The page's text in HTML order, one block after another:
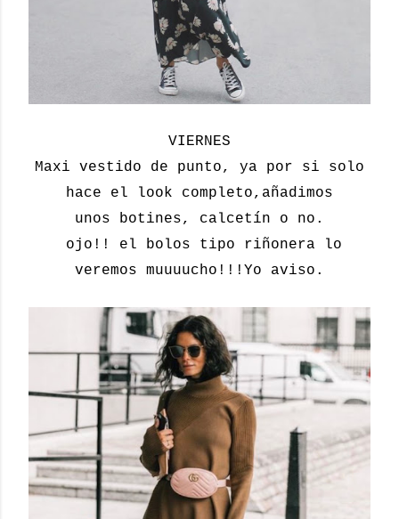
VIERNES
Maxi vestido de punto, ya por si solo
hace el look completo,añadimos
unos botines, calcetín o no.
ojo!! el bolos tipo riñonera lo
veremos muuuucho!!!Yo aviso.